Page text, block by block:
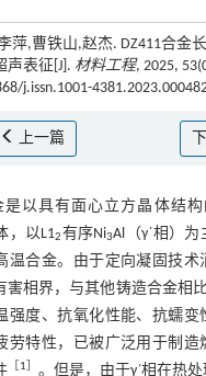
萍,曹铁山,赵杰. DZ411合金
声表征[J]. 材料工程, 2025,
j.issn.1001-
上一篇
是以具有面心立方晶体结
，以L12有序Ni3Al（γ΄相）
温合金。由于定向凝固技术
害相界，与其他铸造合金相
强度、抗氧化性能、抗蠕变
劳特性，已被广泛用于制造
1
。但是，由于γ΄相在热